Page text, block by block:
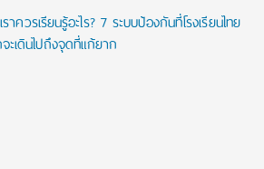
าควรเรียนรู้อะไร? 7 ระบบป้องกันที่โรงเรียนไทย
เดินไปถึงจุดที่แก้ยาก